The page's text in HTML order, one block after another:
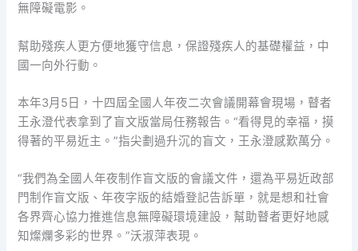
無障礙電影。
幫助殘疾人更方便地獲守信息，保證殘疾人的基礎權益，中
國一向外行動。
本年3月5日，十四屆全國人年夜二次會議開幕會現場，瞽者
王永澄代表拿到了盲文版當局任務報告。“看得見的幸福，摸
得著的平易近主。”指尖劃過升沉的盲文，王永澄感歎萬分。
“我們為全國人年夜制作盲文版的會議文件，還為平易近政部
門制作盲文版、年夜字版的結婚登記告訴單，就是想和社會
各界齊心協力推進信息無障礙環境建設，幫助瞽者更好地感
知燦爛多彩的世界。”沃淑萍表現。